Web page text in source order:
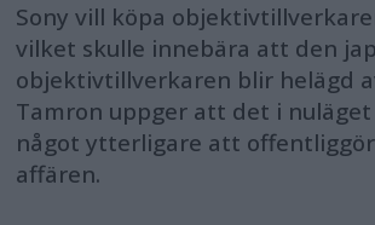
Sony vill köpa
vilket skulle innebära att den
objektivtillverkaren blir helägd
Tamron uppger att det i
något ytterligare att
affären.